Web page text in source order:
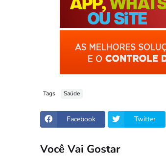
Tags Saúde
Facebook Twitter
Você Vai Gostar